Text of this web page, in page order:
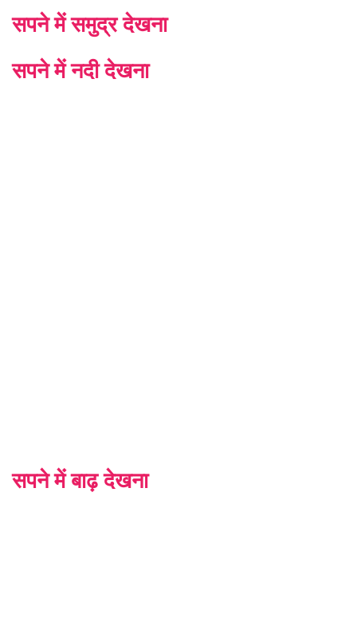
सपने में समुद्र देखना
सपने में नदी देखना
सपने में बाढ़ देखना